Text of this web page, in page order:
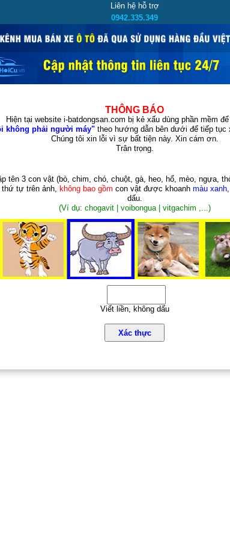
Liên hệ hỗ trợ
0942.335.349
THÔNG BÁO
Hiện tại website i-batdongsan.com bị kẻ xấu dùng phần mềm
không phải người máy"theo hướng dẫn bên dưới để tiếp tục
Chúng tôi xin lỗi vì sự bất tiện này. Xin cám ơn.
Trân trọng.
tên 3 con vật (bò, chim, chó, chuột, gà, heo, hổ, mèo, ngựa,
thứ tự trên ảnh, không bao gồm con vật được khoanh màu xanh
dấu.
(Ví dụ: chogavit | voibongua | vitgachim ,...)
Viết liền, không dấu
Xác thực